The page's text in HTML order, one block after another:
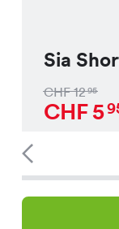
Sia
CHF1295
CHF5